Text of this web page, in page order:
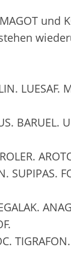
und
LUESAF.
BARUEL.
SUPIPAS.